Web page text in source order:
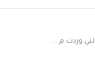
وردت م ...